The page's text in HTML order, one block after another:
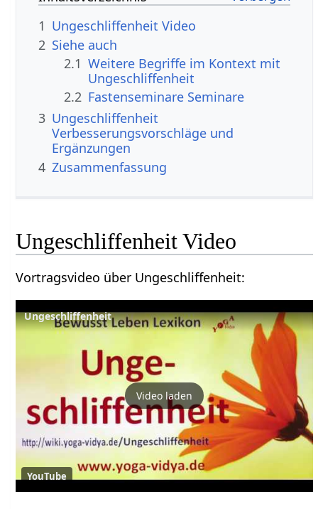
1
Ungeschliffenheit‏‎ Video
2 Siehe auch
2.1 Weitere Begriffe im Kontext mit
2.2 Fastenseminare Seminare
3 Ungeschliffenheit‏‎
Verbesserungsvorschläge und
Ergänzungen
4 Zusammenfassung
Ungeschliffenheit‏‎ Video
Vortragsvideo über Ungeschliffenheit‏‎:
Ungeschliffenheit
Video laden
YouTube